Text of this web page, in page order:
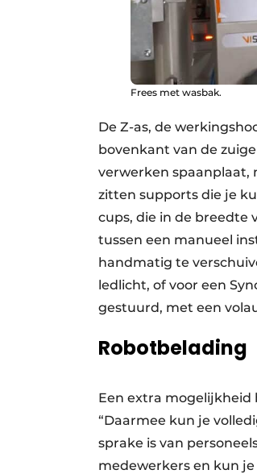
Frees met wasbak.
De Z-as, de
bovenkant van de
verwerken spaanplaat,
zitten supports die je
cups, die in de breedte
tussen een manueel
handmatig te
ledlicht, of voor een
gestuurd, met een
Robotbelading
Een extra mogelijkheid
“Daarmee kun je
sprake is van
medewerkers en kun